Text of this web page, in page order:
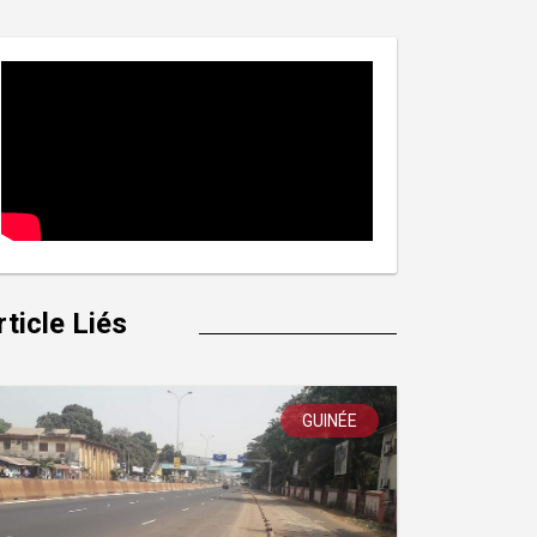
Liés
GUINÉE